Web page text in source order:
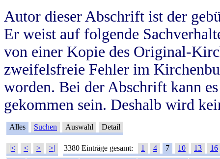
Autor dieser Abschrift ist der
Er weist auf folgende
von einer Kopie des Original-
zweifelsfreie Fehler im
worden. Bei der Abschrift kann
gekommen sein. Deshalb wird
Alles Suchen Auswahl Detail
|< < > >| 3380 Einträge gesamt: 1 4 7 10 13
16